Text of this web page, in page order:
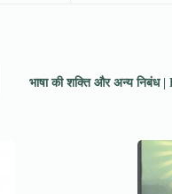
भाषा की शक्ति और अन्य